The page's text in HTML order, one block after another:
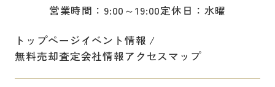
営業時間：9:00～19:00定休日：水曜
トップページイベント情報
無料売却査定会社情報アクセスマップ